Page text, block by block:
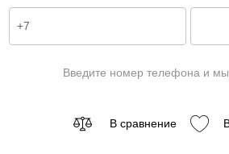
Введите номер телефона и
В сравнение